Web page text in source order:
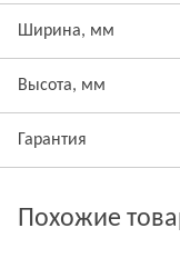
Ширина, мм
Высота, мм
Гарантия
Похожие